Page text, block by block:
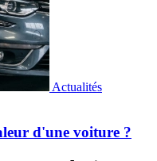
Actualités
d'une voiture ?